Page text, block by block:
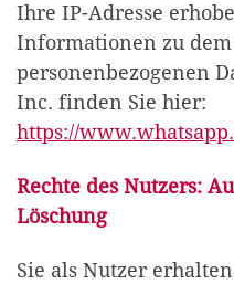
Ihre IP-Adresse
Informationen zu
personenbezogenen
Inc. finden Sie hier:
https://
Rechte des Nutzers:
Löschung
Sie als Nutzer